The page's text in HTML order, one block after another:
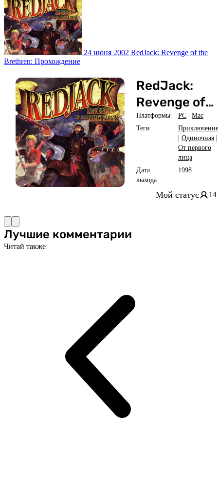
24 июня 2002 RedJack: Revenge of the
Brethren: Прохождение
RedJack:
Revenge of
the Brethren
Платформы PC | Mac
Теги
Приключение
| Одиночная |
От первого
лица
Дата
выхода
1998
Мой статус 14
Лучшие комментарии
Читай также